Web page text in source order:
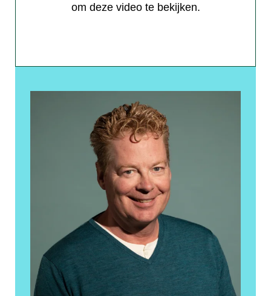
om deze video te bekijken.